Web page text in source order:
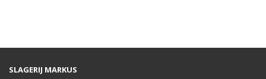
SLAGERIJ MARKUS